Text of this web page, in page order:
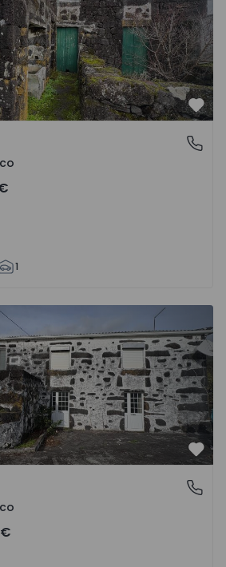
1
do Pico, Ribeiras - 1575370 - 1